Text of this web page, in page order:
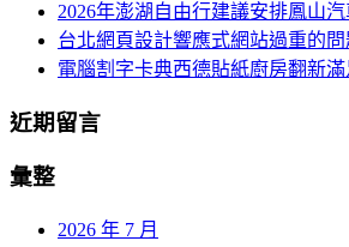
2026年澎湖自由行建議安排鳳山
台北網頁設計響應式網站過重的
電腦割字卡典西德貼紙廚房翻新
近期留言
彙整
2026 年 7 月